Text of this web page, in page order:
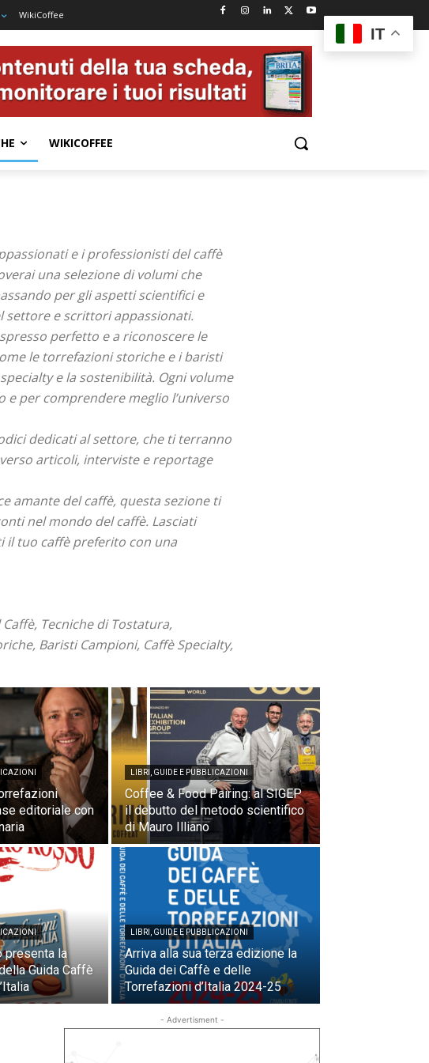
WikiCoffee
WIKICOFFEE
e i professionisti del caffè
una selezione di volumi che
per gli aspetti scientifici e
settore e scrittori appassionati.
perfetto e a riconoscere le
le torrefazioni storiche e i baristi
e la sostenibilità. Ogni volume
per comprendere meglio l’universo
dedicati al settore, che ti terranno
articoli, interviste e reportage
amante del caffè, questa sezione ti
nel mondo del caffè. Lasciati
il tuo caffè preferito con una
Tecniche di Tostatura,
Baristi Campioni, Caffè Specialty,
editoriale con
LIBRI, GUIDE E PUBBLICAZIONI
Coffee & Food Pairing: al SIGEP
il debutto del metodo scientifico
di Mauro Illiano
presenta la
Guida Caffè
LIBRI, GUIDE E PUBBLICAZIONI
Arriva alla sua terza edizione la
Guida dei Caffè e delle
Torrefazioni d’Italia 2024-25
- Advertisment -
IT